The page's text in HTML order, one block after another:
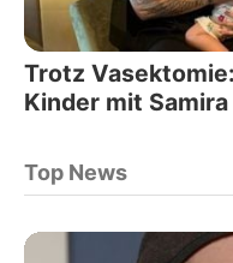
Trotz
Kinder mit Samira
Top News